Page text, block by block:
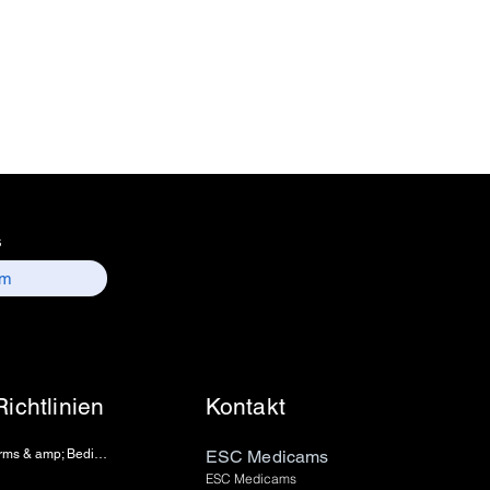
Terms & amp; Bedingungen
Kontakt
ESC Medicams
ESC Medicams